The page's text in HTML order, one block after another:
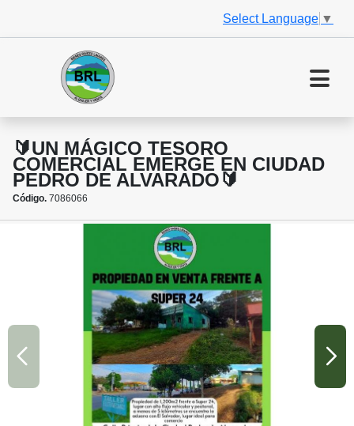
Select Language ▼
🔰UN MÁGICO TESORO
COMERCIAL EMERGE EN CIUDAD
PEDRO DE ALVARADO🔰
Código. 7086066